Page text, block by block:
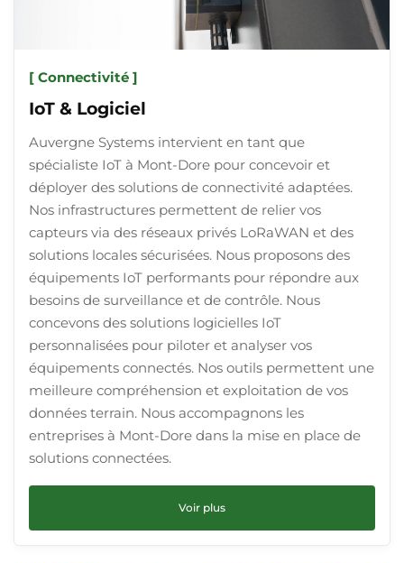
[ Connectivité ]
IoT & Logiciel
Auvergne Systems intervient en tant que
spécialiste IoT à Mont-Dore pour concevoir et
déployer des solutions de connectivité adaptées.
Nos infrastructures permettent de relier vos
capteurs via des réseaux privés LoRaWAN et des
solutions locales sécurisées. Nous proposons des
équipements IoT performants pour répondre aux
besoins de surveillance et de contrôle. Nous
concevons des solutions logicielles IoT
personnalisées pour piloter et analyser vos
équipements connectés. Nos outils permettent une
meilleure compréhension et exploitation de vos
données terrain. Nous accompagnons les
entreprises à Mont-Dore dans la mise en place de
solutions connectées.
Voir plus